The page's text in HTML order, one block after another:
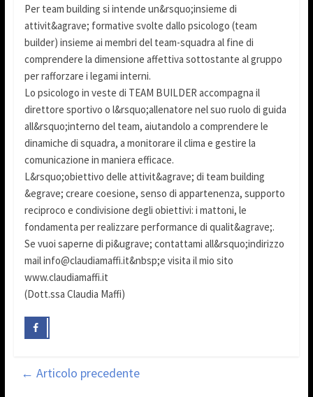
Per team building si intende un&rsquo;insieme di
attivit&agrave; formative svolte dallo psicologo (team
builder) insieme ai membri del team-squadra al fine di
comprendere la dimensione affettiva sottostante al gruppo
per rafforzare i legami interni.
Lo psicologo in veste di TEAM BUILDER accompagna il
direttore sportivo o l&rsquo;allenatore nel suo ruolo di guida
all&rsquo;interno del team, aiutandolo a comprendere le
dinamiche di squadra, a monitorare il clima e gestire la
comunicazione in maniera efficace.
L&rsquo;obiettivo delle attivit&agrave; di team building
&egrave; creare coesione, senso di appartenenza, supporto
reciproco e condivisione degli obiettivi: i mattoni, le
fondamenta per realizzare performance di qualit&agrave;.
Se vuoi saperne di pi&ugrave; contattami all&rsquo;indirizzo
mail info@claudiamaffi.it&nbsp;e visita il mio sito
www.claudiamaffi.it
(Dott.ssa Claudia Maffi)
← Articolo precedente